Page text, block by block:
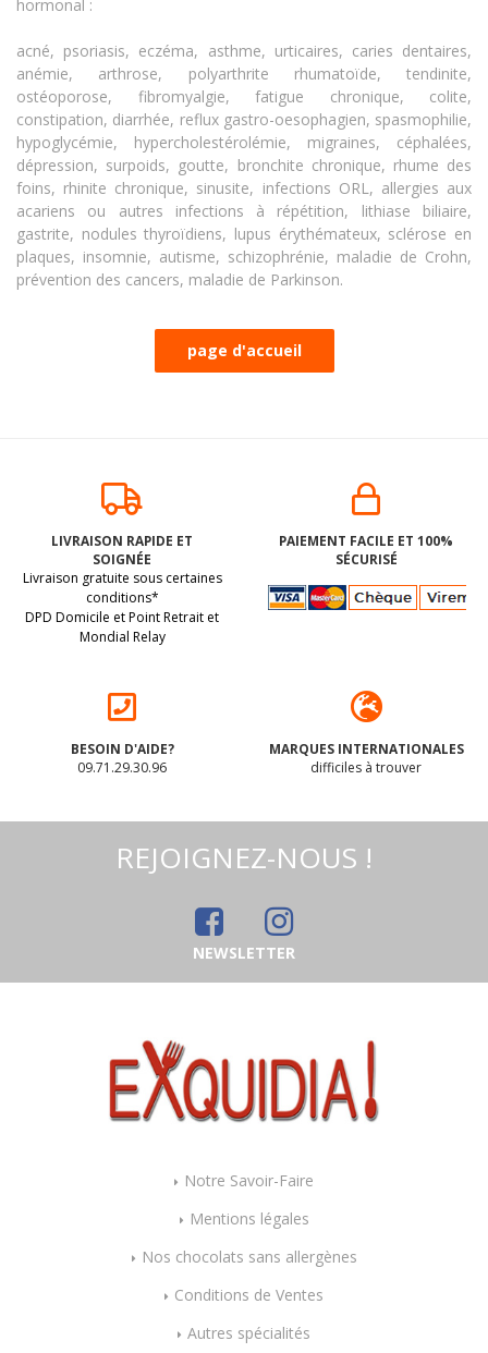
hormonal :
acné, psoriasis, eczéma, asthme, urticaires, caries dentaires,
anémie, arthrose, polyarthrite rhumatoïde, tendinite,
ostéoporose, fibromyalgie, fatigue chronique, colite,
constipation, diarrhée, reflux gastro-oesophagien, spasmophilie,
hypoglycémie, hypercholestérolémie, migraines, céphalées,
dépression, surpoids, goutte, bronchite chronique, rhume des
foins, rhinite chronique, sinusite, infections ORL, allergies aux
acariens ou autres infections à répétition, lithiase biliaire,
gastrite, nodules thyroïdiens, lupus érythémateux, sclérose en
plaques, insomnie, autisme, schizophrénie, maladie de Crohn,
prévention des cancers, maladie de Parkinson.
LIVRAISON RAPIDE ET
SOIGNÉE
Livraison gratuite sous certaines
conditions*
DPD Domicile et Point Retrait et
Mondial Relay
PAIEMENT FACILE ET 100%
SÉCURISÉ
BESOIN D'AIDE?
09.71.29.30.96
MARQUES INTERNATIONALES
difficiles à trouver
REJOIGNEZ-NOUS !
NEWSLETTER
Notre Savoir-Faire
Mentions légales
Nos chocolats sans allergènes
Conditions de Ventes
Autres spécialités